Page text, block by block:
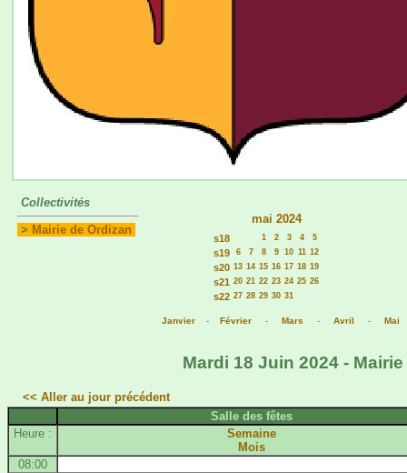
Collectivités
> Mairie de Ordizan
mai 2024
s18 1 2 3 4 5
s19 6 7 8 9 10 11 12
s20 13 14 15 16 17 18 19
s21 20 21 22 23 24 25 26
s22 27 28 29 30 31
Janvier - Février - Mars - Avril - Mai
Mardi 18 Juin 2024 -
<< Aller au jour précédent
Salle des fêtes
Heure :
Semaine
Mois
08:00